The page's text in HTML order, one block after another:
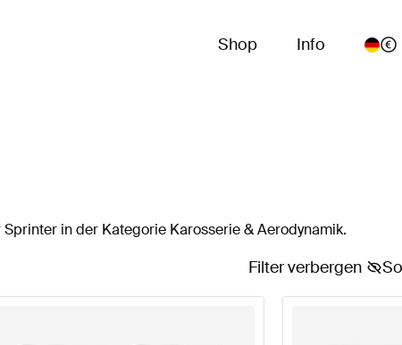
Shop Info
in der Kategorie Karosserie & Aerodynamik.
Filter verbergen